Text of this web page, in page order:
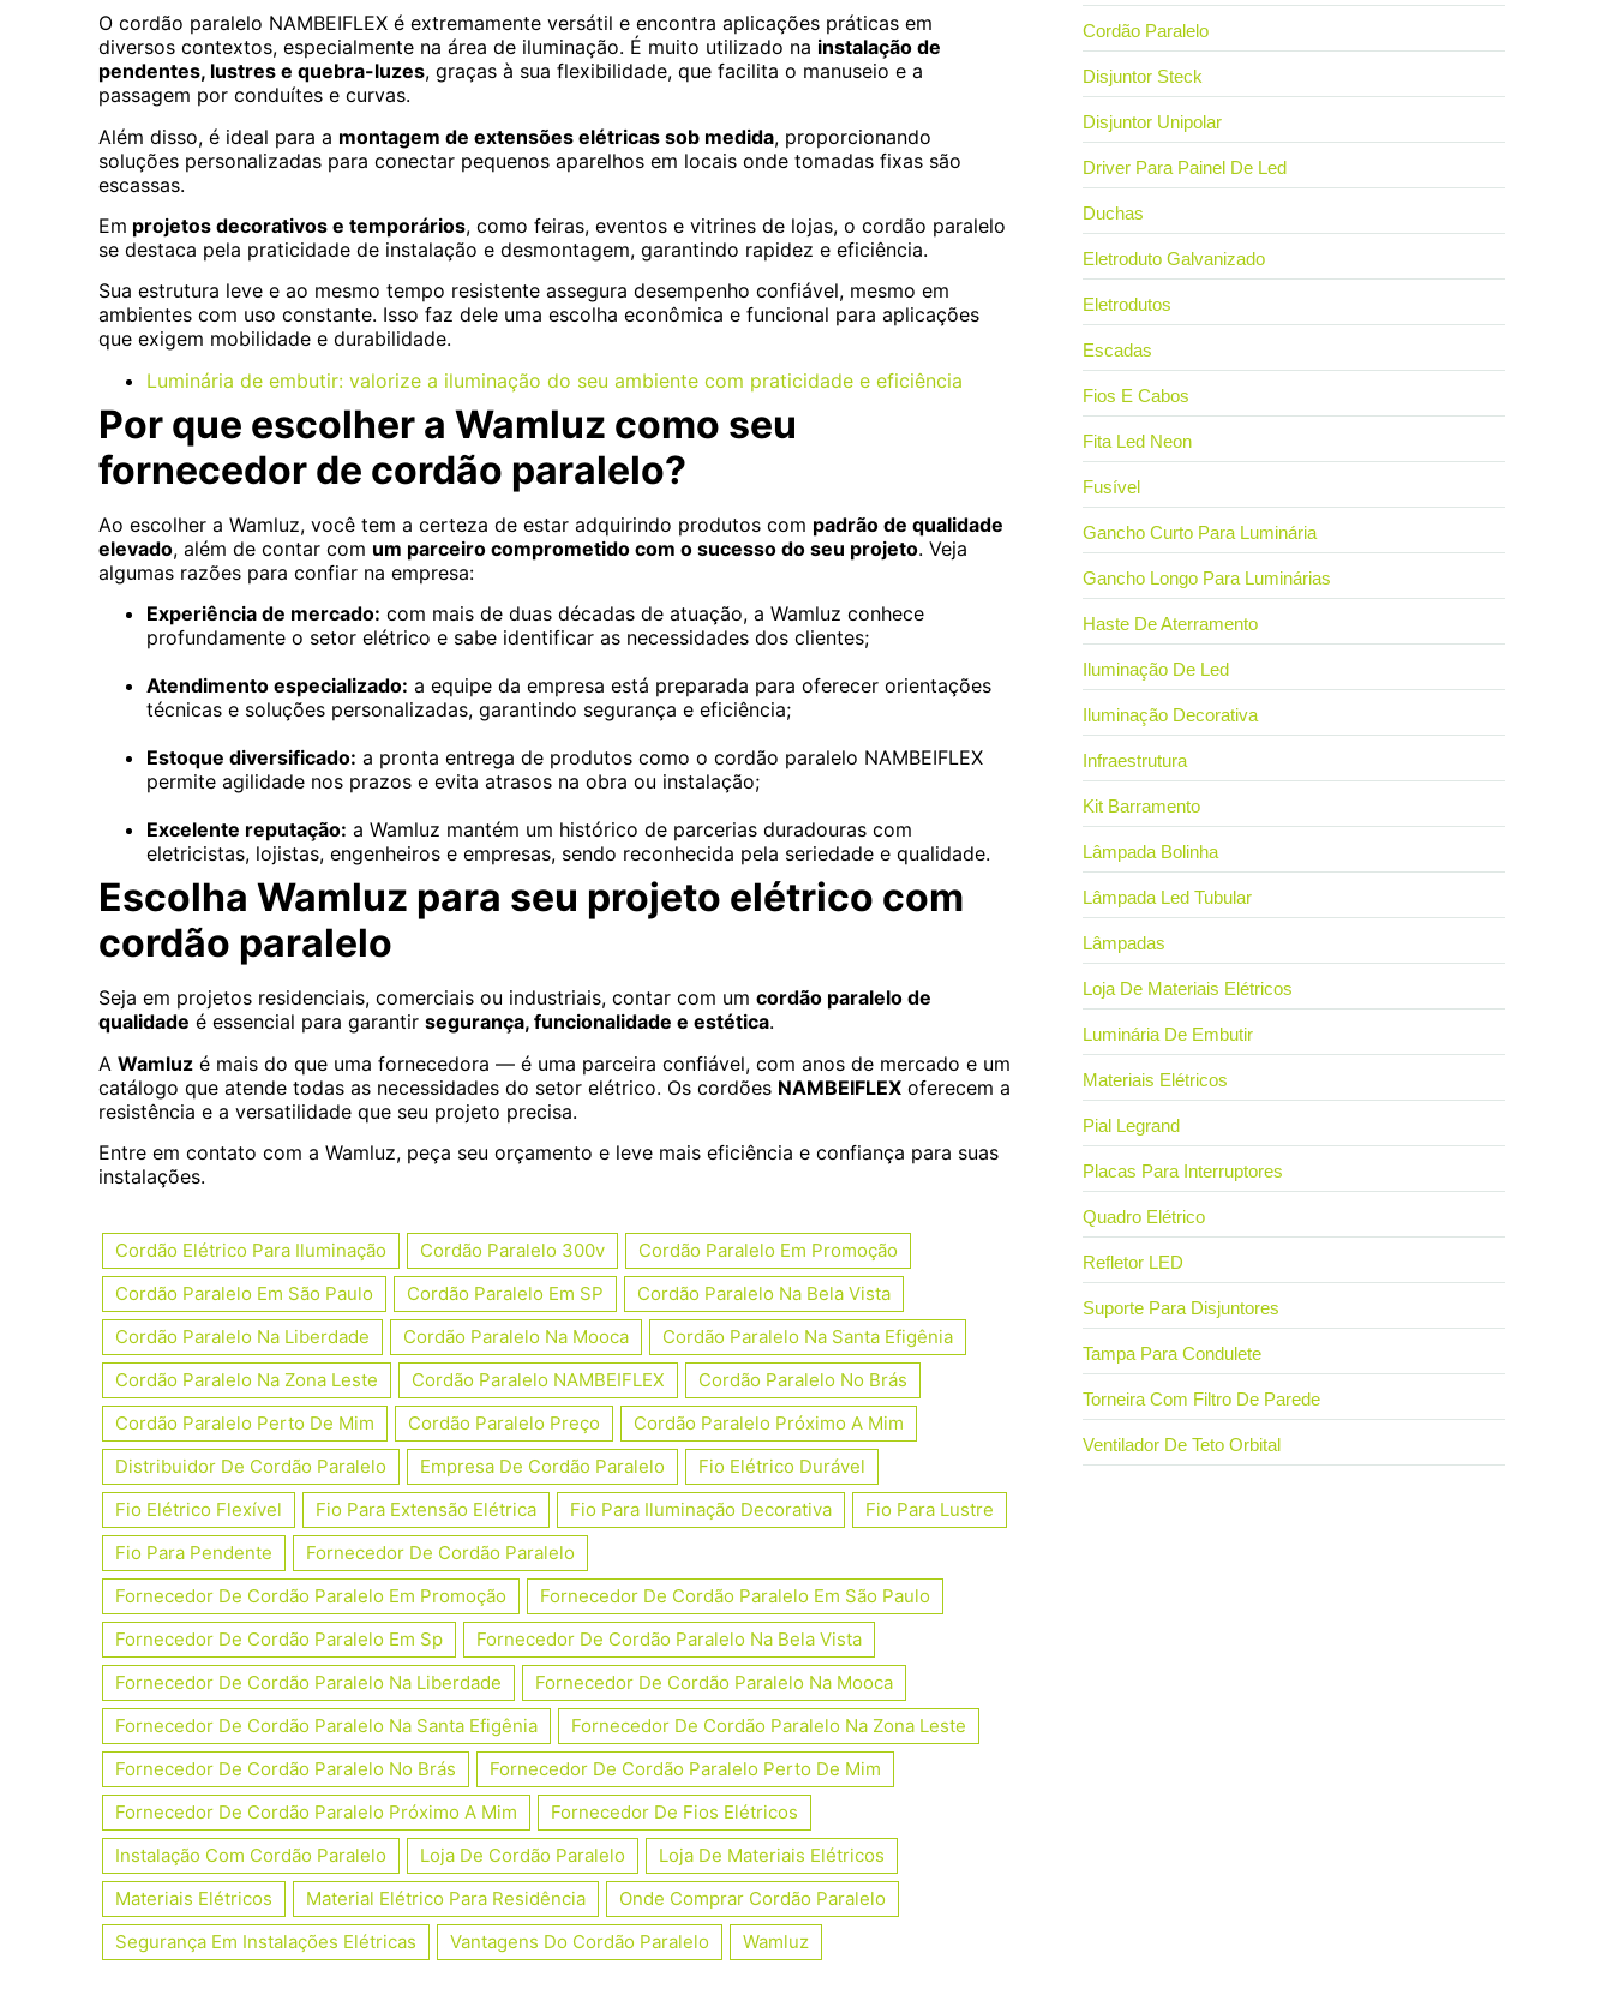
O cordão paralelo NAMBEIFLEX é extremamente versátil e encontra aplicações práticas em
diversos contextos, especialmente na área de iluminação. É muito utilizado na instalação de
pendentes, lustres e quebra-luzes, graças à sua flexibilidade, que facilita o manuseio e a
passagem por conduítes e curvas.
Além disso, é ideal para a montagem de extensões elétricas sob medida, proporcionando
soluções personalizadas para conectar pequenos aparelhos em locais onde tomadas fixas são
escassas.
Em projetos decorativos e temporários, como feiras, eventos e vitrines de lojas, o cordão paralelo
se destaca pela praticidade de instalação e desmontagem, garantindo rapidez e eficiência.
Sua estrutura leve e ao mesmo tempo resistente assegura desempenho confiável, mesmo em
ambientes com uso constante. Isso faz dele uma escolha econômica e funcional para aplicações
que exigem mobilidade e durabilidade.
Luminária de embutir: valorize a iluminação do seu ambiente com praticidade e eficiência
Por que escolher a Wamluz como seu
fornecedor de cordão paralelo?
Ao escolher a Wamluz, você tem a certeza de estar adquirindo produtos com padrão de qualidade
elevado, além de contar com um parceiro comprometido com o sucesso do seu projeto. Veja
algumas razões para confiar na empresa:
Experiência de mercado: com mais de duas décadas de atuação, a Wamluz conhece
profundamente o setor elétrico e sabe identificar as necessidades dos clientes;
Atendimento especializado: a equipe da empresa está preparada para oferecer orientações
técnicas e soluções personalizadas, garantindo segurança e eficiência;
Estoque diversificado: a pronta entrega de produtos como o cordão paralelo NAMBEIFLEX
permite agilidade nos prazos e evita atrasos na obra ou instalação;
Excelente reputação: a Wamluz mantém um histórico de parcerias duradouras com
eletricistas, lojistas, engenheiros e empresas, sendo reconhecida pela seriedade e qualidade.
Escolha Wamluz para seu projeto elétrico com
cordão paralelo
Seja em projetos residenciais, comerciais ou industriais, contar com um cordão paralelo de
qualidade é essencial para garantir segurança, funcionalidade e estética.
A Wamluz é mais do que uma fornecedora — é uma parceira confiável, com anos de mercado e um
catálogo que atende todas as necessidades do setor elétrico. Os cordões NAMBEIFLEX oferecem a
resistência e a versatilidade que seu projeto precisa.
Entre em contato com a Wamluz, peça seu orçamento e leve mais eficiência e confiança para suas
instalações.
Cordão Elétrico Para Iluminação Cordão Paralelo 300v
Cordão Paralelo Em Promoção
Cordão Paralelo Em São Paulo
Cordão Paralelo Em SP
Cordão Paralelo Na Bela Vista
Cordão Paralelo Na Liberdade
Cordão Paralelo Na Mooca
Cordão Paralelo Na Santa Efigênia
Cordão Paralelo Na Zona Leste
Cordão Paralelo NAMBEIFLEX
Cordão Paralelo No Brás
Cordão Paralelo Perto De Mim
Cordão Paralelo Preço
Cordão Paralelo Próximo A Mim
Distribuidor De Cordão Paralelo
Empresa De Cordão Paralelo
Fio Elétrico Durável
Fio Elétrico Flexível
Fio Para Extensão Elétrica Fio Para Iluminação Decorativa
Fio Para Lustre
Fio Para Pendente
Fornecedor De Cordão Paralelo
Fornecedor De Cordão Paralelo Em Promoção
Fornecedor De Cordão Paralelo Em São Paulo
Fornecedor De Cordão Paralelo Em Sp
Fornecedor De Cordão Paralelo Na Bela Vista
Fornecedor De Cordão Paralelo Na Liberdade
Fornecedor De Cordão Paralelo Na Mooca
Fornecedor De Cordão Paralelo Na Santa Efigênia
Fornecedor De Cordão Paralelo Na Zona Leste
Fornecedor De Cordão Paralelo No Brás
Fornecedor De Cordão Paralelo Perto De Mim
Fornecedor De Cordão Paralelo Próximo A Mim
Fornecedor De Fios Elétricos
Instalação Com Cordão Paralelo
Loja De Cordão Paralelo
Loja De Materiais Elétricos
Materiais Elétricos
Material Elétrico Para Residência
Onde Comprar Cordão Paralelo
Segurança Em Instalações Elétricas
Vantagens Do Cordão Paralelo Wamluz
Cordão Paralelo
Disjuntor Steck
Disjuntor Unipolar
Driver Para Painel De Led
Duchas
Eletroduto Galvanizado
Eletrodutos
Escadas
Fios E Cabos
Fita Led Neon
Fusível
Gancho Curto Para Luminária
Gancho Longo Para Luminárias
Haste De Aterramento
Iluminação De Led
Iluminação Decorativa
Infraestrutura
Kit Barramento
Lâmpada Bolinha
Lâmpada Led Tubular
Lâmpadas
Loja De Materiais Elétricos
Luminária De Embutir
Materiais Elétricos
Pial Legrand
Placas Para Interruptores
Quadro Elétrico
Refletor LED
Suporte Para Disjuntores
Tampa Para Condulete
Torneira Com Filtro De Parede
Ventilador De Teto Orbital